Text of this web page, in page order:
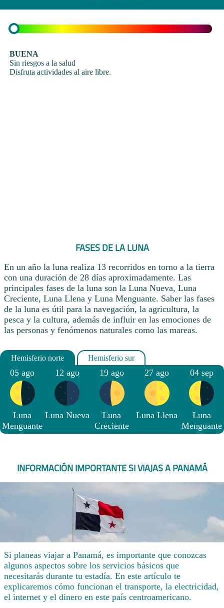
BUENA
Sin riesgos a la salud
Disfruta actividades al aire libre.
FASES DE LA LUNA
En un año la luna realiza 13 recorridos en torno a la tierra
con una duración de 28 días aproximadamente. Las
principales fases de la luna son la Luna Nueva, Luna
Creciente, Luna Llena y Luna Menguante. Saber las fases
de la luna es útil para la navegación, la agricultura, la
pesca y la cultura, además de influir en las emociones de
las personas y fenómenos naturales como las mareas.
05 ago
Luna
Menguante
12 ago
Luna Nueva
19 ago
Luna
Creciente
27 ago
Luna Llena
04 sep
Luna
Menguante
INFORMACIÓN IMPORTANTE SI VIAJAS A PANAMÁ
Si planeas viajar a Panamá, es importante que conozcas
algunos aspectos sobre los servicios básicos que
necesitarás durante tu estadía. En este artículo te
explicaremos cómo funcionan el transporte, la electricidad,
el internet y el dinero en este país centroamericano.